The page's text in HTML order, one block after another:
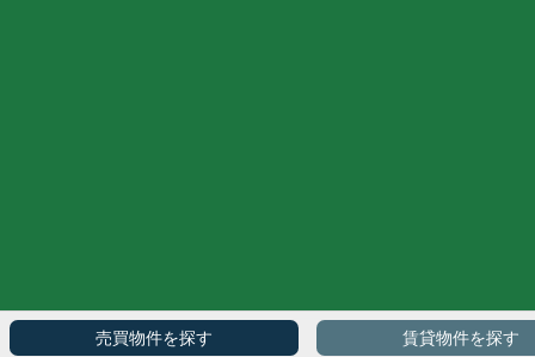
売買物件を探す 賃貸物件を探す